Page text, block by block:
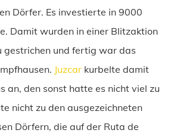
Dörfer. Es investierte in 9000
Damit wurden in einer Blitzaktion
gestrichen und fertig war das
Juzcarkurbelte damit
an, den sonst hatte es nicht viel zu
nicht zu den ausgezeichneten
Dörfern, die auf der Ruta de